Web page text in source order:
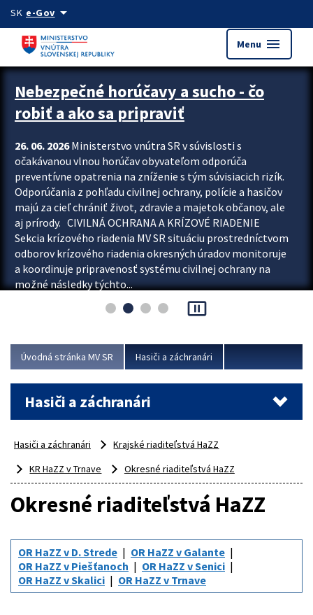
Preskocit na hlavný obsah
SK e-Govarrow_drop_down
Menu menu
Zastavit automatický posun upútavok
Nebezpečné horúčavy a sucho - čo
robiť a ako sa pripraviť
26. 06. 2026Ministerstvo vnútra SR v súvislosti s
očakávanou vlnou horúčav obyvateľom odporúča
preventívne opatrenia na zníženie s tým súvisiacich rizík.
Odporúčania z pohľadu civilnej ochrany, polície a hasičov
majú za cieľ chrániť život, zdravie a majetok občanov, ale
aj prírody. CIVILNÁ OCHRANA A KRÍZOVÉ RIADENIE
Sekcia krízového riadenia MV SR situáciu prostredníctvom
odborov krízového riadenia okresných úradov monitoruje
a koordinuje pripravenosť systému civilnej ochrany na
možné následky týchto...
pause_presentation
Úvodná stránka MV SR Hasiči a záchranári
Hasiči a záchranári
Hasiči a záchranári
Krajské riaditeľstvá HaZZ
KR HaZZ v Trnave
Okresné riaditeľstvá HaZZ
Okresné riaditeľstvá HaZZ
OR HaZZ v D. Strede
OR HaZZ v Galante
OR HaZZ v Piešťanoch
OR HaZZ v Senici
OR HaZZ v Skalici
OR HaZZ v Trnave